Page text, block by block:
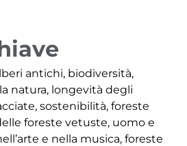
antichi, biodiversità,
natura, longevità degli
sostenibilità, foreste
foreste vetuste, uomo e
e nella musica, foreste